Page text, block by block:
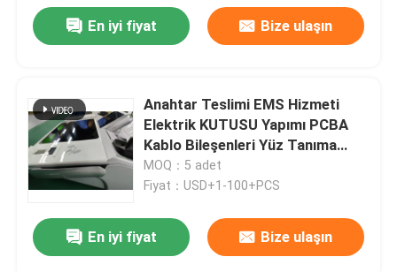
En iyi fiyat Bize ulaşın
Anahtar Teslimi EMS Hizmeti
Elektrik KUTUSU Yapımı PCBA
Kablo Bileşenleri Yüz Tanıma
Cihazları İçin
MOQ：5 adet
Fiyat：USD+1-100+PCS
En iyi fiyat Bize ulaşın